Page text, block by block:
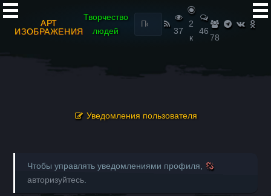
АРТ
ИЗОБРАЖЕНИЯ
Творчество
людей
Найти:
37
2
к
46
78
Уведомления пользователя
Чтобы управлять уведомлениями профиля,
авторизуйтесь